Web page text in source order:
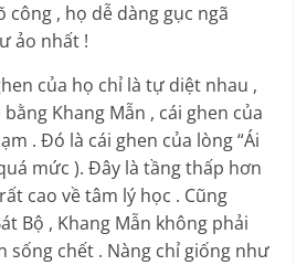
công , họ dễ dàng gục ngã
ảo nhất !
của họ chỉ là tự diệt nhau ,
Khang Mẫn , cái ghen của
. Đó là cái ghen của lòng “Ái
mức ). Đây là tầng thấp hơn
cao về tâm lý học . Cũng
Bộ , Khang Mẫn không phải
sống chết . Nàng chỉ giống như